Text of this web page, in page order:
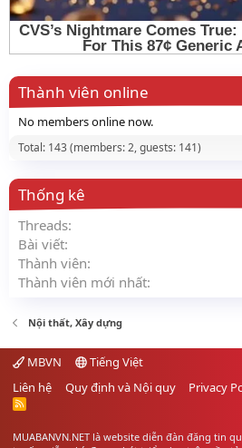
Thành viên online
No members online now.
Total: 143 (members: 2, guests: 141)
Thống kê
Threads
Bài viết
Thành viên
Thành viên mới nhất
Nội thất, Xây dựng
MBVN
Tiếng Việt
Liên hệ
Quy định và Nội quy Privacy
R
MUABANVN.NET là website diễn đàn đăng tin